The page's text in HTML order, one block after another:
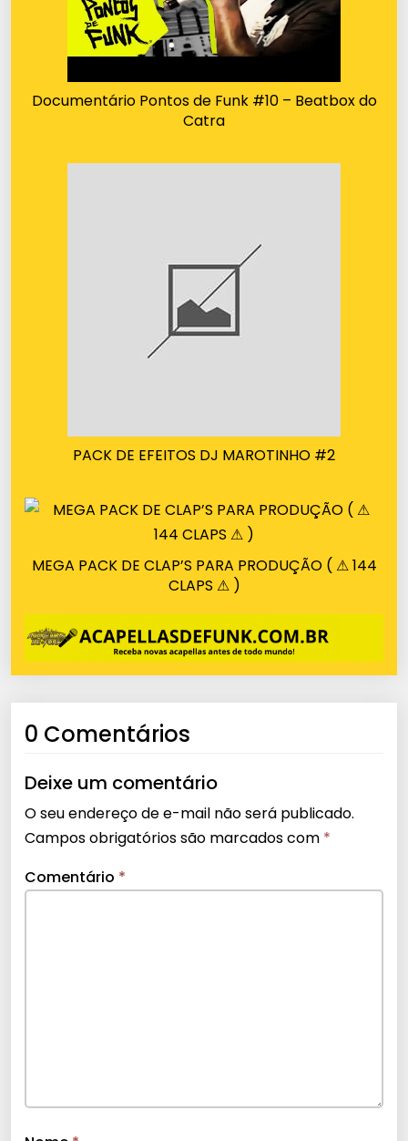
Documentário Pontos de Funk #10 – Beatbox do
Catra
PACK DE EFEITOS DJ MAROTINHO #2
MEGA PACK DE CLAP’S PARA PRODUÇÃO ( ⚠ 144
CLAPS ⚠ )
0 Comentários
Deixe um comentário
O seu endereço de e-mail não será publicado.
Campos obrigatórios são marcados com *
Comentário *